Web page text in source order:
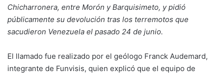
Chicharronera, entre Morón y Barquisimeto, y pidió
públicamente su devolución tras los terremotos que
sacudieron Venezuela el pasado 24 de junio.
El llamado fue realizado por el geólogo Franck Audemard,
integrante de Funvisis, quien explicó que el equipo de